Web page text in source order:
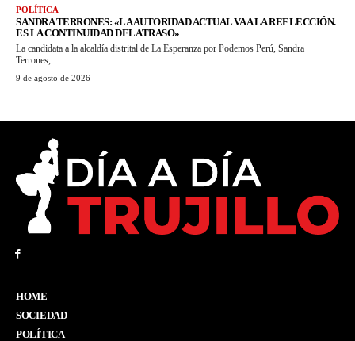
POLÍTICA
SANDRA TERRONES: «LA AUTORIDAD ACTUAL VA A LA REELECCIÓN.
ES LA CONTINUIDAD DEL ATRASO»
La candidata a la alcaldía distrital de La Esperanza por Podemos Perú, Sandra
Terrones,...
9 de agosto de 2026
HOME
SOCIEDAD
POLÍTICA